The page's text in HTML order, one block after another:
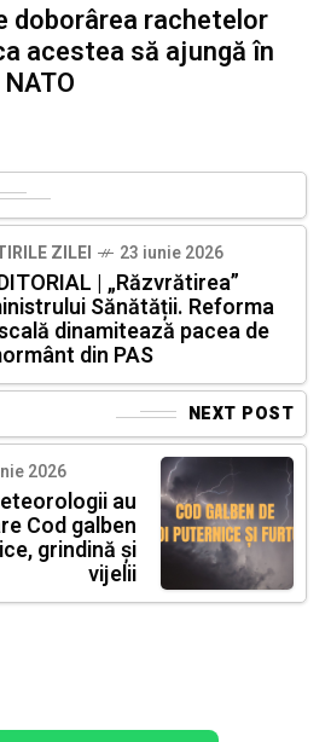
doborârea rachetelor
acestea să ajungă în
ZILEI 23 iunie 2026
| „Răzvrătirea”
Sănătății. Reforma
dinamitează pacea de
din PAS
NEXT POST
2026
au
Cod galben
grindină și
vijelii